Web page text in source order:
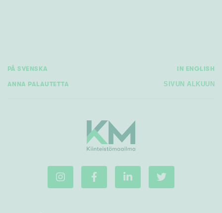
PÅ SVENSKA IN ENGLISH
ANNA PALAUTETTA SIVUN ALKUUN